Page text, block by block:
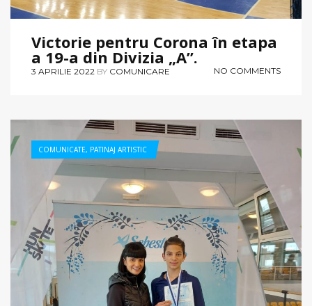
Victorie pentru Corona în etapa
a 19-a din Divizia „A”.
3 APRILIE 2022 BY COMUNICARE NO COMMENTS
COMUNICATE, PATINAJ ARTISTIC